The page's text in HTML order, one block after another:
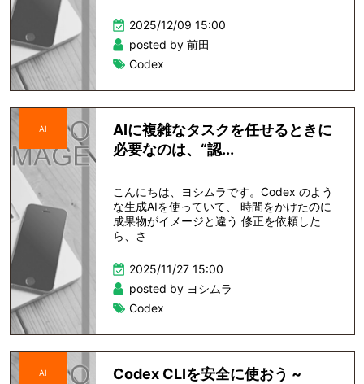
2025/12/09 15:00
posted by 前田
Codex
AI
AIに複雑なタスクを任せるときに
必要なのは、“認...
こんにちは、ヨシムラです。Codex のよう
な生成AIを使っていて、 時間をかけたのに
成果物がイメージと違う 修正を依頼した
ら、さ
2025/11/27 15:00
posted by ヨシムラ
Codex
AI
Codex CLIを安全に使おう ~